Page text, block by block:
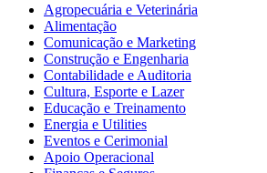
Agropecuária e Veterinária
Alimentação
Comunicação e Marketing
Construção e Engenharia
Contabilidade e Auditoria
Cultura, Esporte e Lazer
Educação e Treinamento
Energia e Utilities
Eventos e Cerimonial
Apoio Operacional